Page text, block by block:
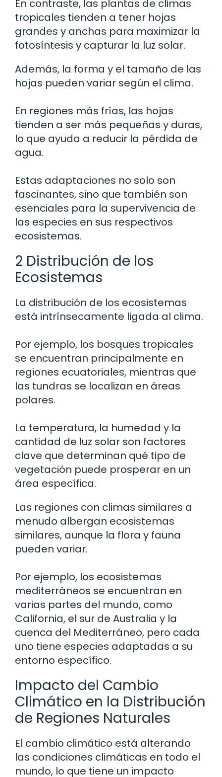
En contraste, las plantas de climas
tropicales tienden a tener hojas
grandes y anchas para maximizar la
fotosíntesis y capturar la luz solar.
Además, la forma y el tamaño de las
hojas pueden variar según el clima.
En regiones más frías, las hojas
tienden a ser más pequeñas y duras,
lo que ayuda a reducir la pérdida de
agua.
Estas adaptaciones no solo son
fascinantes, sino que también son
esenciales para la supervivencia de
las especies en sus respectivos
ecosistemas.
2 Distribución de los
Ecosistemas
La distribución de los ecosistemas
está intrínsecamente ligada al clima.
Por ejemplo, los bosques tropicales
se encuentran principalmente en
regiones ecuatoriales, mientras que
las tundras se localizan en áreas
polares.
La temperatura, la humedad y la
cantidad de luz solar son factores
clave que determinan qué tipo de
vegetación puede prosperar en un
área específica.
Las regiones con climas similares a
menudo albergan ecosistemas
similares, aunque la flora y fauna
pueden variar.
Por ejemplo, los ecosistemas
mediterráneos se encuentran en
varias partes del mundo, como
California, el sur de Australia y la
cuenca del Mediterráneo, pero cada
uno tiene especies adaptadas a su
entorno específico.
Impacto del Cambio
Climático en la Distribución
de Regiones Naturales
El cambio climático está alterando
las condiciones climáticas en todo el
mundo, lo que tiene un impacto